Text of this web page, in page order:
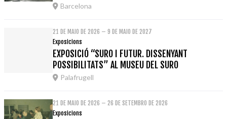
Barcelona
21 DE MAIO DE 2026 – 9 DE MAIO DE 2027
Exposicions
EXPOSICIÓ “SURO I FUTUR. DISSENYANT
POSSIBILITATS” AL MUSEU DEL SURO
Palafrugell
21 DE MAIO DE 2026 – 26 DE SETEMBRO DE 2026
Exposicions